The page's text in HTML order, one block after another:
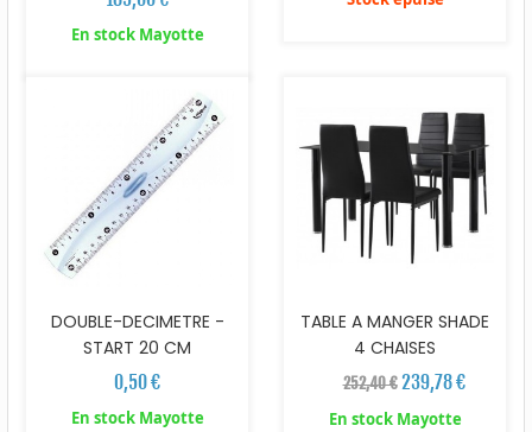
En stock Mayotte
DOUBLE-DECIMETRE -
START 20 CM
0,50 €
En stock Mayotte
TABLE A MANGER SHADE
4 CHAISES
252,40 € 239,78 €
En stock Mayotte